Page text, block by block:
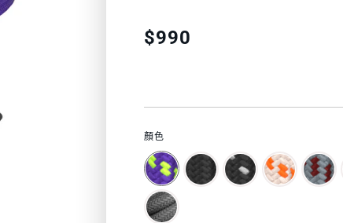
特
Translation
missing:
$990
顏色